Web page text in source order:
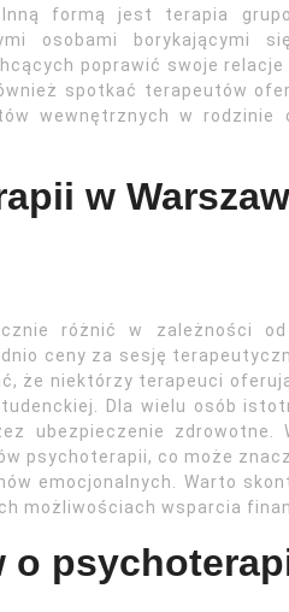
formą jest terapia
osobami borykającymi
poprawić swoje
spotkać terapeutów
wewnętrznych w rodzinie
w
różnić w zależności od
ceny za sesję
że niektórzy terapeuci
Dla wielu osób
ubezpieczenie zdrowotne.
psychoterapii, co może
emocjonalnych. Warto
możliwościach wsparcia
o